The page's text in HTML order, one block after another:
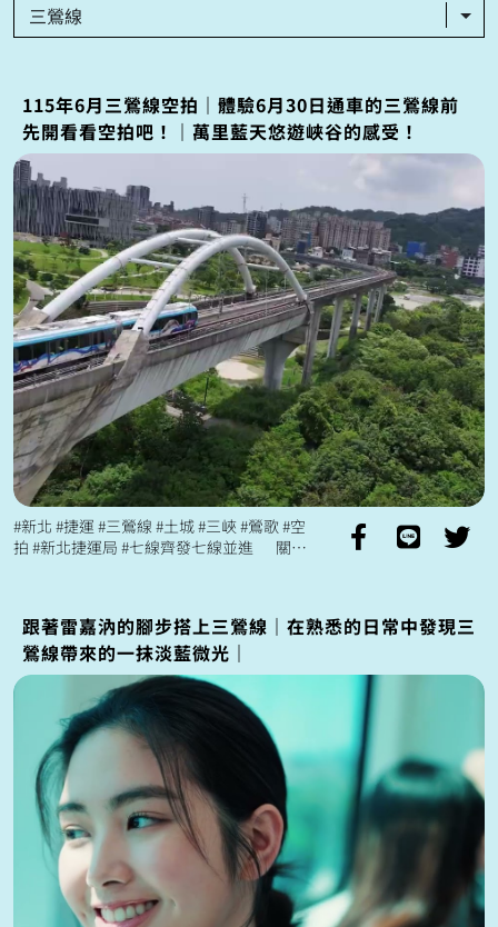
三鶯線
115年6月三鶯線空拍｜體驗6月30日通車的三鶯線前
先開看看空拍吧！｜萬里藍天悠遊峽谷的感受！
#新北 #捷運 #三鶯線 #土城 #三峽 #鶯歌 #空
拍 #新北捷運局 #七線齊發七線並進 關注
跟著雷嘉汭的腳步搭上三鶯線｜在熟悉的日常中發現三
鶯線帶來的一抹淡藍微光｜